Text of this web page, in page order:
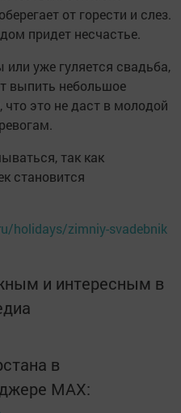
от горести и слез.
придет несчастье.
уже гуляется свадьба,
выпить небольшое
что это не даст в молодой
так как
становится
holidays/zimniy-svadebnik
и интересным в
в
MАХ: